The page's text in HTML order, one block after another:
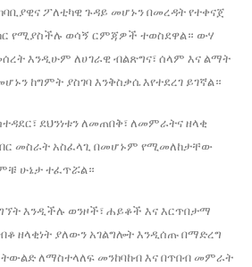
ፖለቲካዊ ጉዳይ መሆኑን በመረዳት የተቀናጀ
የሚያስችሉ ወሳኝ ርምጃዎች ተወስደዋል። ውሃ
እንዲሁም ለሀገራዊ ብልጽግና፣ ሰላም እና ልማት
ከግምት ያስገባ እንቅስቃሴ እየተደረገ ይገኛል።
ደህንነቱን ለመጠበቅ፣ ለመምራትና ዘላቂ
መስራት አስፈላጊ በመሆኑም የሚመለከታቸው
ሁኔታ ተፈጥሯል።
እንዲችሉ ወንዞች፣ ሐይቆች እና እርጥበታማ
ዘላቂነት ያለውን አገልግሎት እንዲሰጡ በማድረግ
ለማስተላለፍ መንከባከብ እና በጥበብ መምራት